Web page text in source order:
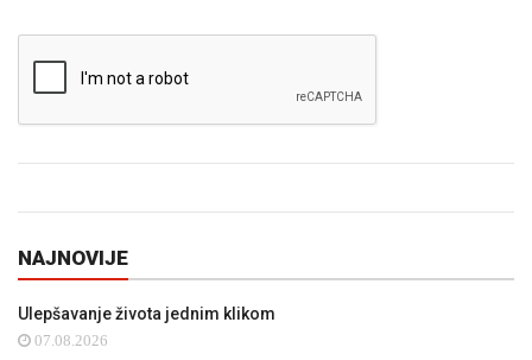
NAJNOVIJE
Ulepšavanje života jednim klikom
07.08.2026